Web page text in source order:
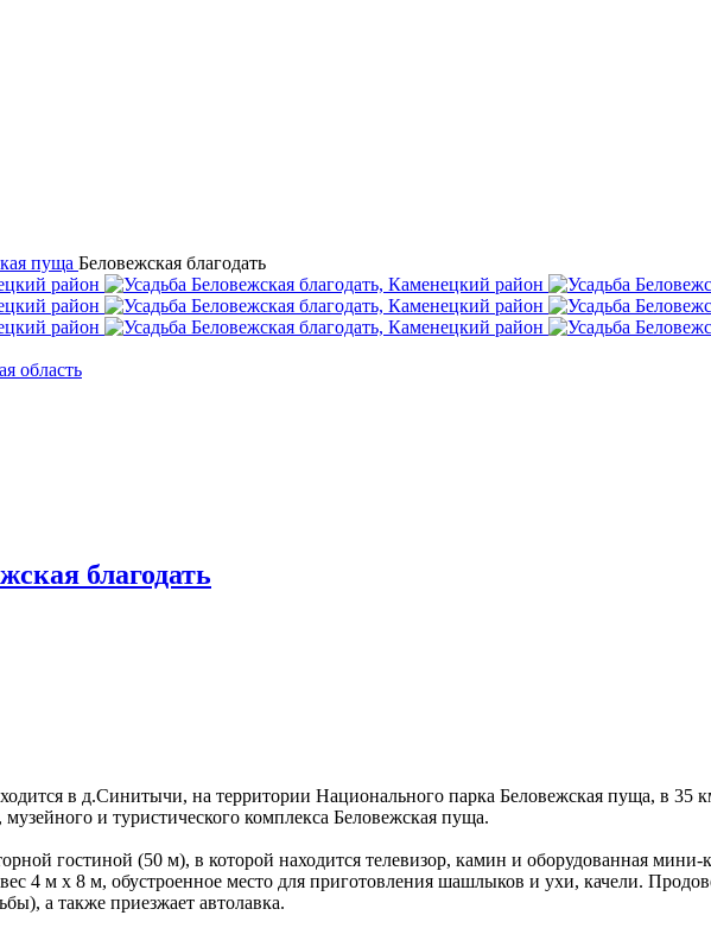
пуща Беловежская благодать
область
благодать
в д.Синитычи, на территории Национального парка Беловежская пуща, в 35
и туристического комплекса Беловежская пуща.
гостиной (50 м), в которой находится телевизор, камин и оборудованная
4 м х 8 м, обустроенное место для приготовления шашлыков и ухи, качели.
а также приезжает автолавка.